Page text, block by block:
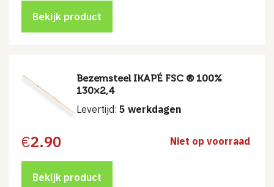
Bekijk product
Bezemsteel IKAPÉ FSC ® 100%
130×2,4
Levertijd: 5 werkdagen
€2.90 Niet op voorraad
Bekijk product